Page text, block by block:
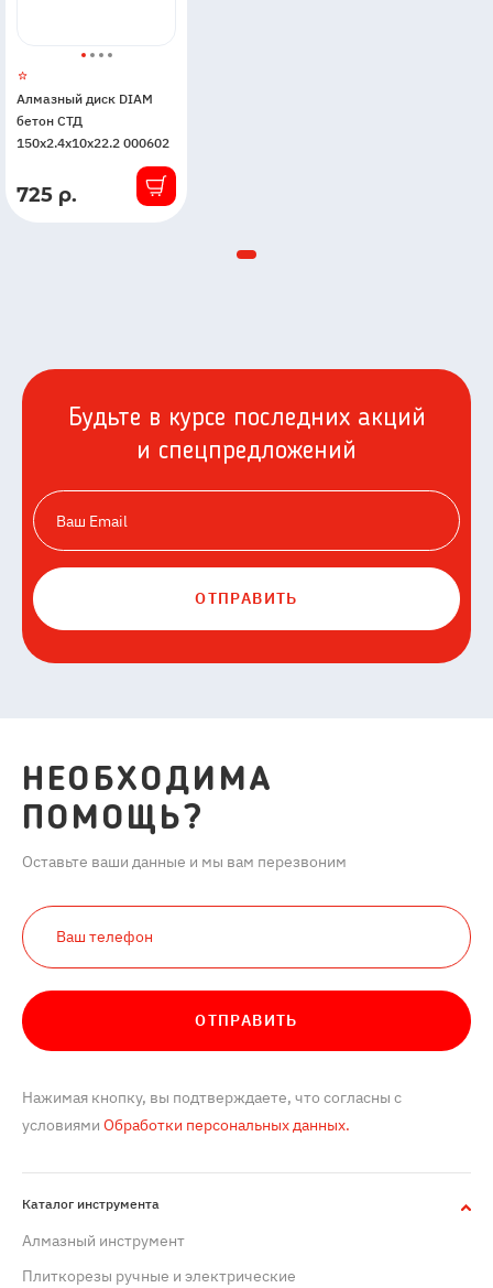
Алмазный диск DIAM
бетон СТД
150x2.4x10x22.2 000602
В
725 р.
Будьте в курсе последних акций
и спецпредложений
ОТПРАВИТЬ
НЕОБХОДИМА
ПОМОЩЬ?
Оставьте ваши данные и мы вам перезвоним
ОТПРАВИТЬ
Нажимая кнопку, вы подтверждаете, что согласны с
условиями Обработки персональных данных.
Каталог инструмента
Алмазный инструмент
Плиткорезы ручные и электрические